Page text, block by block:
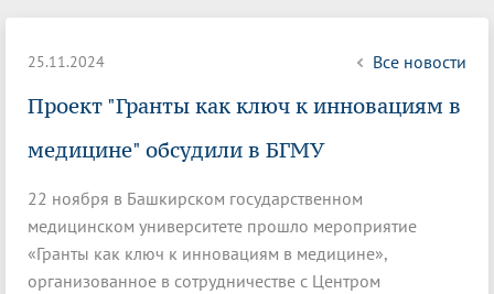
25.11.2024 Все новости
Проект "Гранты как ключ к инновациям в
медицине" обсудили в БГМУ
22 ноября в Башкирском государственном
медицинском университете прошло мероприятие
«Гранты как ключ к инновациям в медицине»,
организованное в сотрудничестве с Центром